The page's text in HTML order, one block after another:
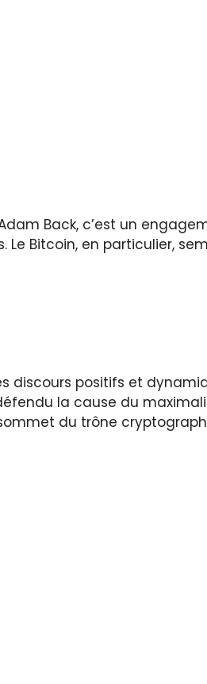
Back, c’est un
Bitcoin, en particulier,
discours positifs et
la cause du
du trône